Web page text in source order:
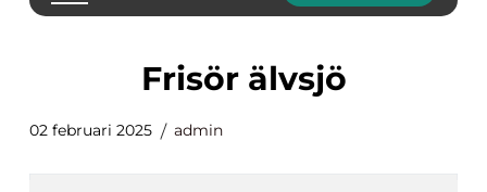
frisör älvsjö
02 februari 2025 admin